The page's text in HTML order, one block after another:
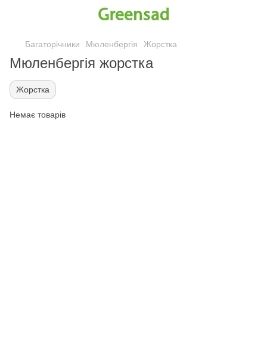
Багаторічники Мюленбергія Жорстка
Мюленбергія жорстка
Жорстка
Немає товарів